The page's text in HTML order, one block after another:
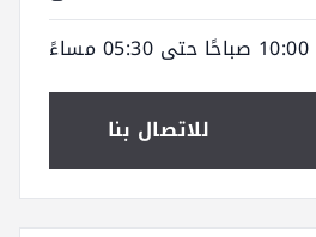
للاتصال بنا